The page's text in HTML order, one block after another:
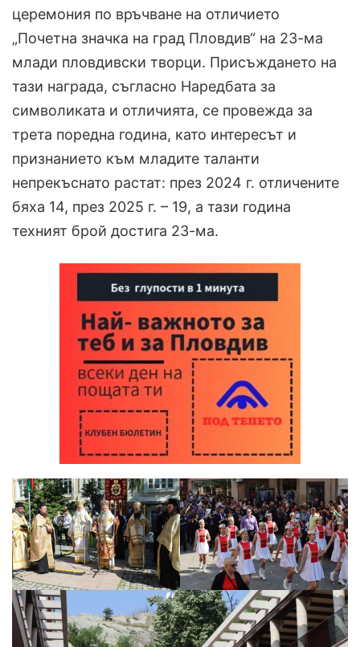
церемония по връчване на отличието
„Почетна значка на град Пловдив“ на 23-ма
млади пловдивски творци. Присъждането на
тази награда, съгласно Наредбата за
символиката и отличията, се провежда за
трета поредна година, като интересът и
признанието към младите таланти
непрекъснато растат: през 2024 г. отличените
бяха 14, през 2025 г. – 19, а тази година
техният брой достига 23-ма.